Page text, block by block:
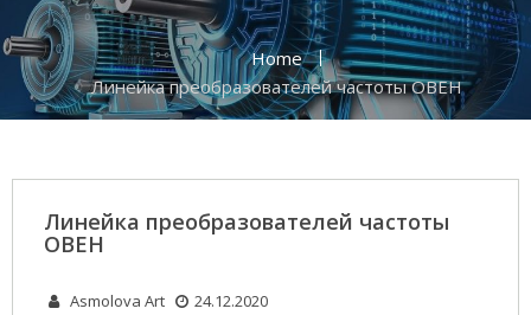
Home
Линейка преобразователей частоты ОВЕН
Линейка преобразователей частоты
ОВЕН
Asmolova Art 24.12.2020